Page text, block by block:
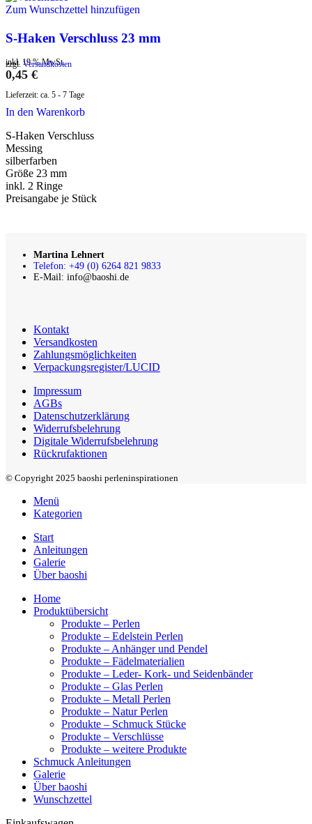
Zum Wunschzettel hinzufügen
S-Haken Verschluss 23 mm
inkl. 19 % MwSt.
zzgl. Versandkosten
0,45 €
Lieferzeit: ca. 5 - 7 Tage
In den Warenkorb
S-Haken Verschluss
Messing
silberfarben
Größe 23 mm
inkl. 2 Ringe
Preisangabe je Stück
Martina Lehnert
Telefon: +49 (0) 6264 821 9833
E-Mail: info@baoshi.de
Kontakt
Versandkosten
Zahlungsmöglichkeiten
Verpackungsregister/LUCID
Impressum
AGBs
Datenschutzerklärung
Widerrufsbelehrung
Digitale Widerrufsbelehrung
Rückrufaktionen
© Copyright 2025 baoshi perleninspirationen
Menü
Kategorien
Start
Anleitungen
Galerie
Über baoshi
Home
Produktübersicht
Produkte – Perlen
Produkte – Edelstein Perlen
Produkte – Anhänger und Pendel
Produkte – Fädelmaterialien
Produkte – Leder- Kork- und Seidenbänder
Produkte – Glas Perlen
Produkte – Metall Perlen
Produkte – Natur Perlen
Produkte – Schmuck Stücke
Produkte – Verschlüsse
Produkte – weitere Produkte
Schmuck Anleitungen
Galerie
Über baoshi
Wunschzettel